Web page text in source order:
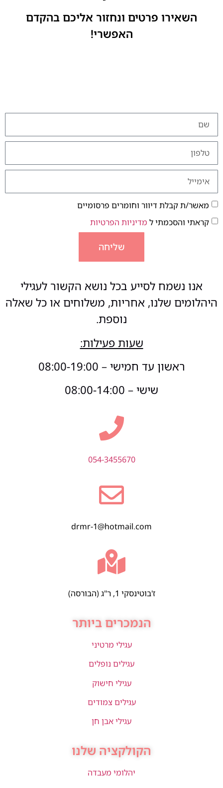
השאירו פרטים ונחזור אליכם בהקדם
האפשרי!
מאשר/ת קבלת דיוור וחומרים פרסומיים
קראתי והסכמתי ל מדיניות הפרטיות
שליחה
אנו נשמח לסייע בכל נושא הקשור לעגילי
היהלומים שלנו, אחריות, משלוחים או כל שאלה
נוספת.
שעות פעילות:
ראשון עד חמישי – 08:00-19:00
שישי – 08:00-14:00
054-3455670
drmr-1@hotmail.com
ז'בוטינסקי 1, ר"ג (הבורסה)
הנמכרים ביותר
עגילי מרטיני
עגילים נופלים
עגילי חישוק
עגילים צמודים
עגילי אבן חן
הקולקציה שלנו
יהלומי מעבדה